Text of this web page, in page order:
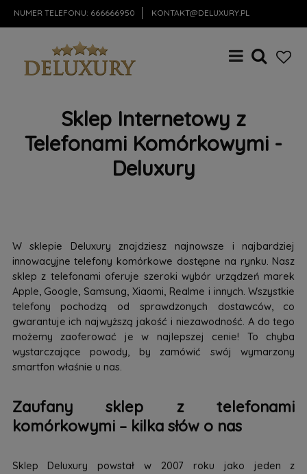
NUMER TELEFONU: 666666950 KONTAKT@DELUXURY.PL
Sklep Internetowy z
Telefonami Komórkowymi -
Deluxury
W sklepie Deluxury znajdziesz najnowsze i najbardziej
innowacyjne telefony komórkowe dostępne na rynku. Nasz
sklep z telefonami oferuje szeroki wybór urządzeń marek
Apple, Google, Samsung, Xiaomi, Realme i innych. Wszystkie
telefony pochodzą od sprawdzonych dostawców, co
gwarantuje ich najwyższą jakość i niezawodność. A do tego
możemy zaoferować je w najlepszej cenie! To chyba
wystarczające powody, by zamówić swój wymarzony
smartfon właśnie u nas.
Zaufany sklep z telefonami
komórkowymi – kilka słów o nas
Sklep Deluxury powstał w 2007 roku jako jeden z